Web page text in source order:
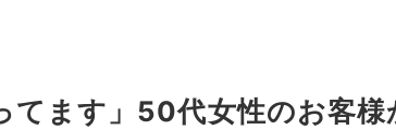
てます」50代女性のお客